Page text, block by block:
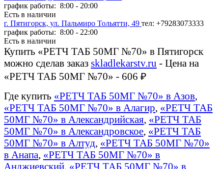
график работы: 8:00 - 20:00
Есть в наличии
г. Пятигорск, ул. Пальмиро Тольятти, 49 тел: +79283073333
график работы: 8:00 - 22:00
Есть в наличии
Купить «РЕТЧ ТАБ 50МГ №70» в Пятигорск
можно сделав заказ skladlekarstv.ru - Цена на
«РЕТЧ ТАБ 50МГ №70» - 606 ₽
Где купить «РЕТЧ ТАБ 50МГ №70» в Азов,
«РЕТЧ ТАБ 50МГ №70» в Алагир, «РЕТЧ ТАБ
50МГ №70» в Александрийская, «РЕТЧ ТАБ
50МГ №70» в Александровское, «РЕТЧ ТАБ
50МГ №70» в Алтуд, «РЕТЧ ТАБ 50МГ №70»
в Анапа, «РЕТЧ ТАБ 50МГ №70» в
Анджиевский, «РЕТЧ ТАБ 50МГ №70» в